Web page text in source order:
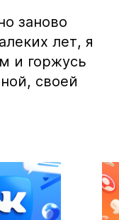
заново
лет, я
и горжусь
своей